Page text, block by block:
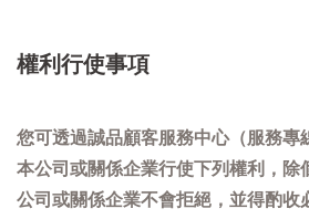
權利行使事項
您可透過誠品顧客服務中心（服務專
本公司或關係企業行使下列權利，除
公司或關係企業不會拒絕，並得酌收